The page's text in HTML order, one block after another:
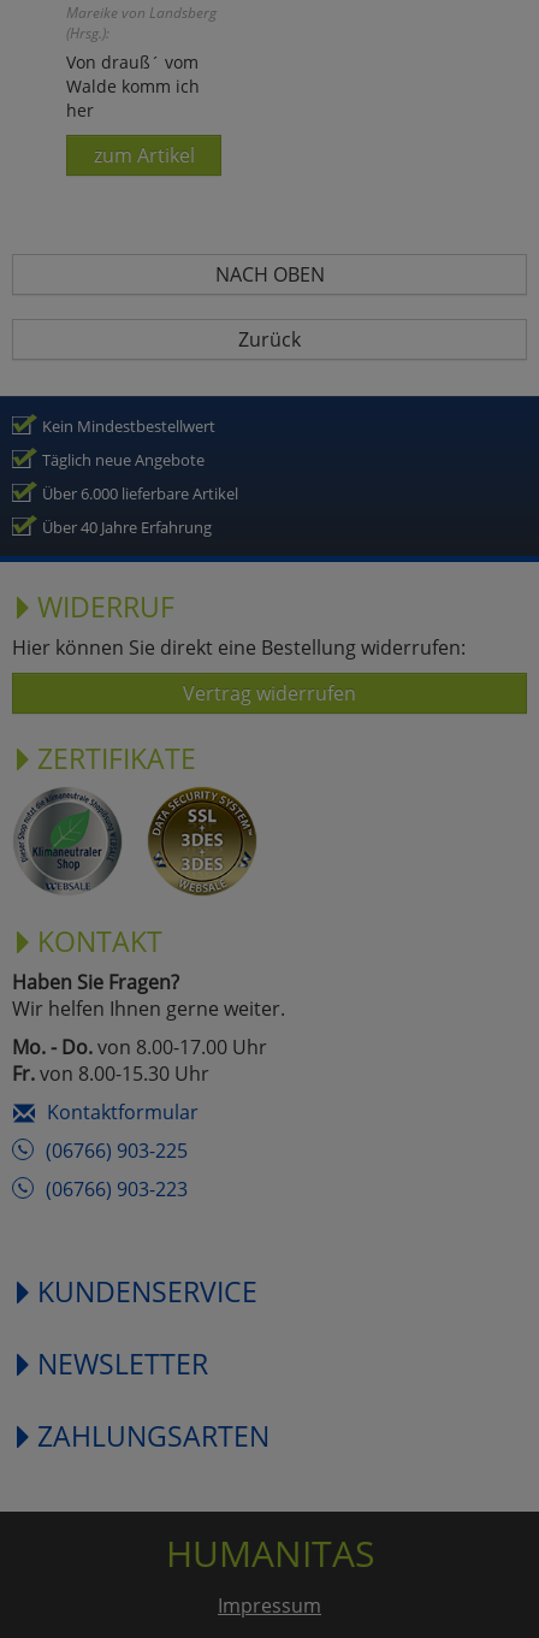
Mareike von Landsberg
(Hrsg.):
Von drauß´ vom
Walde komm ich
her
zum Artikel
NACH OBEN
Zurück
Kein Mindestbestellwert
Täglich neue Angebote
Über 6.000 lieferbare Artikel
Über 40 Jahre Erfahrung
WIDERRUF
Hier können Sie direkt eine Bestellung widerrufen:
Vertrag widerrufen
ZERTIFIKATE
KONTAKT
Haben Sie Fragen?
Wir helfen Ihnen gerne weiter.
Mo. - Do.von 8.00-17.00 Uhr
Fr.von 8.00-15.30 Uhr
Kontaktformular
(06766) 903-225
(06766) 903-223
KUNDENSERVICE
NEWSLETTER
ZAHLUNGSARTEN
HUMANITAS
Impressum